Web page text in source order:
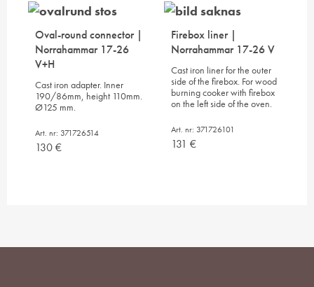
Oval-round connector |
Norrahammar 17-26
V+H
Cast iron adapter. Inner
190/86mm, height 110mm.
Ø125 mm.
Art. nr: 371726514
130€
Firebox liner |
Norrahammar 17-26 V
Cast iron liner for the outer
side of the firebox. For wood
burning cooker with firebox
on the left side of the oven.
Art. nr: 371726101
131 €